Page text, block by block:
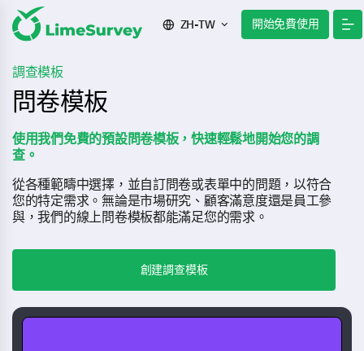
ZH-TW 開始免費使用
調查模板
問卷模板
使用我們免費的預設問卷模板，快速輕鬆地開始您的調
查。
從各種範疇中選擇，並自訂問卷或表單中的問題，以符合
您的特定需求。無論是市場研究、顧客滿意度還是員工參
與，我們的線上問卷模板都能滿足您的需求。
創建調查模板